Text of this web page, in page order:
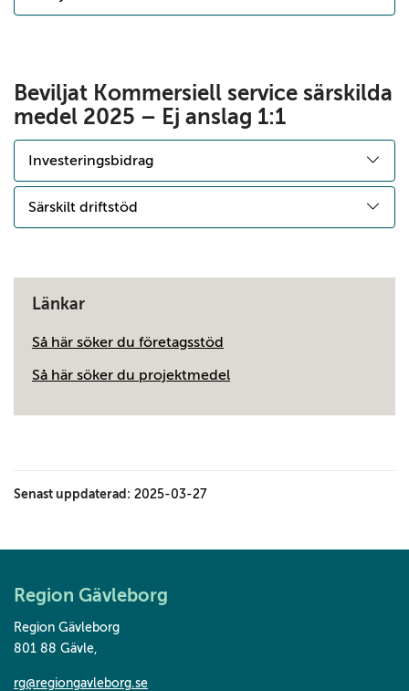
Beviljat Kommersiell service särskilda
medel 2025 – Ej anslag 1:1
Investeringsbidrag
Särskilt driftstöd
Länkar
Så här söker du företagsstöd
Så här söker du projektmedel
Senast uppdaterad: 2025-03-27
Region Gävleborg
Region Gävleborg
801 88 Gävle,
rg@regiongavleborg.se